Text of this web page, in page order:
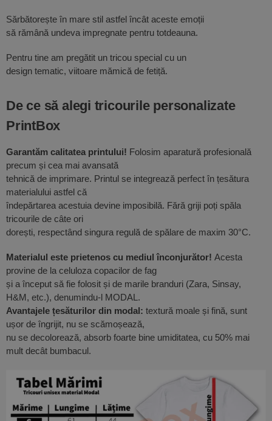
Sărbătorește în mare stil astfel încât aceste emoții
să rămână undeva impregnate pentru totdeauna.
Pentru tine am pregătit un tricou special cu un
design tematic, viitoare mămică de fetiță.
De ce să alegi tricourile personalizate
PrintBox
Garantăm calitatea printului! Folosim aparatură profesională
precum și cea mai avansată
tehnică de imprimare. Printul se integrează perfect în țesătura
materialului astfel că
îndepărtarea acestuia devine imposibilă. Fără griji poți spăla
tricourile de câte ori
dorești, respectând singura regulă de spălare de maxim 30°C.
Materialul este prietenos cu mediul înconjurător! Acesta
provine de la celuloza copacilor de fag
și a început să fie folosit și de marile branduri (Zara, Sinsay,
H&M, etc.), denumindu-l MODAL.
Avantajele țesăturilor din modal: textură moale și fină, sunt
ușor de îngrijit, nu se scămoșează,
nu se decolorează, absorb foarte bine umiditatea, cu 50% mai
mult decât bumbacul.